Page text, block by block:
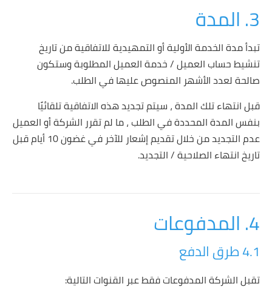
3. المدة
تبدأ مدة الخدمة الأولية أو التمهيدية للاتفاقية من تاريخ
تنشيط حساب العميل / خدمة العميل المطلوبة وستكون
صالحة لعدد الأشهر المنصوص عليها في الطلب.
قبل انتهاء تلك المدة ، سيتم تجديد هذه الاتفاقية تلقائيًا
بنفس المدة المحددة في الطلب ، ما لم تقرر الشركة أو العميل
عدم التجديد من خلال تقديم إشعار للآخر في غضون 10 أيام قبل
تاريخ انتهاء الصلاحية / التجديد.
4. المدفوعات
4.1 طرق الدفع
تقبل الشركة المدفوعات فقط عبر القنوات التالية: